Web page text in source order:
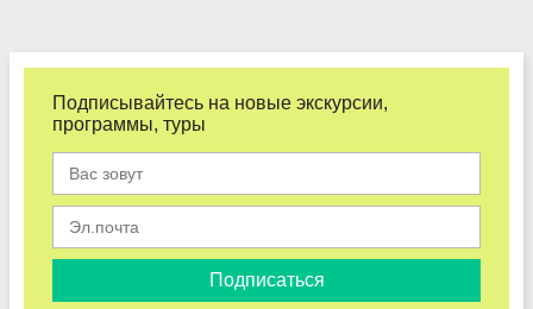
Подписывайтесь на новые экскурсии,
программы, туры
Подписаться